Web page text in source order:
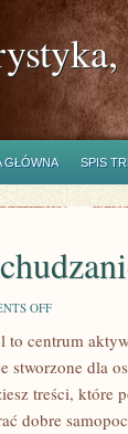
GŁÓWNA SPIS
OFFON
I
REDUKCJA
to centrum
stworzone dla
treści, które
dobre